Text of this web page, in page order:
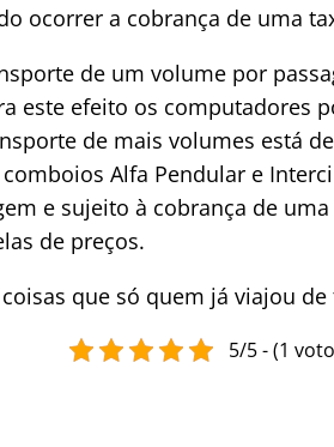
ocorrer a cobrança de uma
de um volume por
este efeito os computadores
de mais volumes está
Alfa Pendular e
e sujeito à cobrança de
de preços.
que só quem já viajou
5/5 - (1